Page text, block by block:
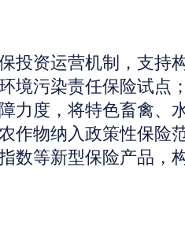
投资运营机制，支持
境污染责任保险试点
力度，将特色畜禽、
作物纳入政策性保险
数等新型保险产品，